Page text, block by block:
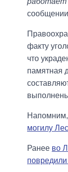
факту
что
памятная
могилу
Ранее во